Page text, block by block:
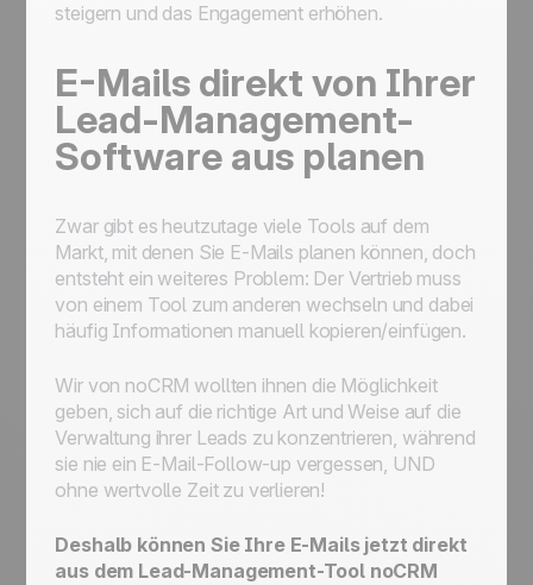
steigern und das Engagement erhöhen.
E-Mails direkt von Ihrer
Lead-Management-
Software aus planen
Zwar gibt es heutzutage viele Tools auf dem
Markt, mit denen Sie E-Mails planen können, doch
entsteht ein weiteres Problem: Der Vertrieb muss
von einem Tool zum anderen wechseln und dabei
häufig Informationen manuell kopieren/einfügen.
Wir von noCRM wollten ihnen die Möglichkeit
geben, sich auf die richtige Art und Weise auf die
Verwaltung ihrer Leads zu konzentrieren, während
sie nie ein E-Mail-Follow-up vergessen, UND
ohne wertvolle Zeit zu verlieren!
Deshalb können Sie Ihre E-Mails jetzt direkt
aus dem Lead-Management-Tool noCRM